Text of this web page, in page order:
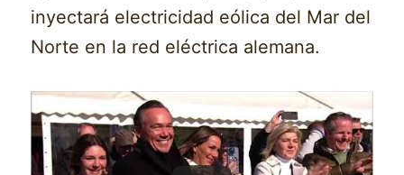
inyectará electricidad eólica del Mar del
Norte en la red eléctrica alemana.